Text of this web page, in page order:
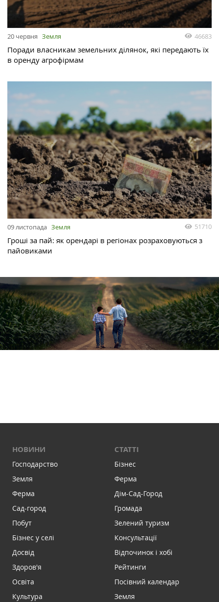
20 червня Земля 46683
Поради власникам земельних ділянок, які передають їх
в оренду агрофірмам
09 листопада Земля 51710
Гроші за пай: як орендарі в регіонах розраховуються з
пайовиками
НОВИНИ
Господарство
Земля
Ферма
Сад-город
Побут
Бізнес у селі
Досвід
Здоров'я
Освіта
Культура
СТАТТІ
Бізнес
Ферма
Дім-Сад-Город
Громада
Зелений туризм
Консультації
Відпочинок і хобі
Рейтинги
Посівний календар
Земля